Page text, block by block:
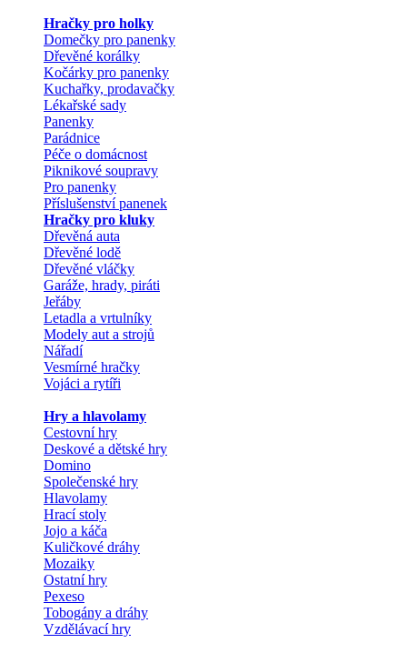
Hračky pro holky
Domečky pro panenky
Dřevěné korálky
Kočárky pro panenky
Kuchařky, prodavačky
Lékařské sady
Panenky
Parádnice
Péče o domácnost
Piknikové soupravy
Pro panenky
Příslušenství panenek
Hračky pro kluky
Dřevěná auta
Dřevěné lodě
Dřevěné vláčky
Garáže, hrady, piráti
Jeřáby
Letadla a vrtulníky
Modely aut a strojů
Nářadí
Vesmírné hračky
Vojáci a rytíři
Hry a hlavolamy
Cestovní hry
Deskové a dětské hry
Domino
Společenské hry
Hlavolamy
Hrací stoly
Jojo a káča
Kuličkové dráhy
Mozaiky
Ostatní hry
Pexeso
Tobogány a dráhy
Vzdělávací hry